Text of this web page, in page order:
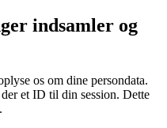
indsamler og
os om dine persondata.
et ID til din session. Dette